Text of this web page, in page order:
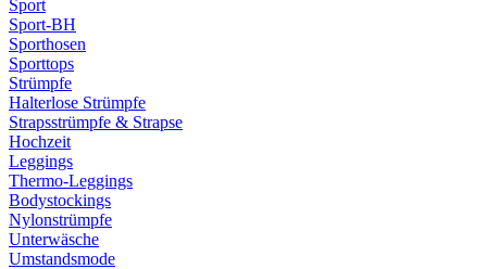
Sport
Sport-BH
Sporthosen
Sporttops
Strümpfe
Halterlose Strümpfe
Strapsstrümpfe & Strapse
Hochzeit
Leggings
Thermo-Leggings
Bodystockings
Nylonstrümpfe
Unterwäsche
Umstandsmode